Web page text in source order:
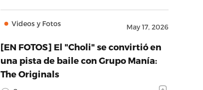
Videos y Fotos May 17, 2026
[EN FOTOS] El "Choli" se convirtió en
una pista de baile con Grupo Manía:
The Originals